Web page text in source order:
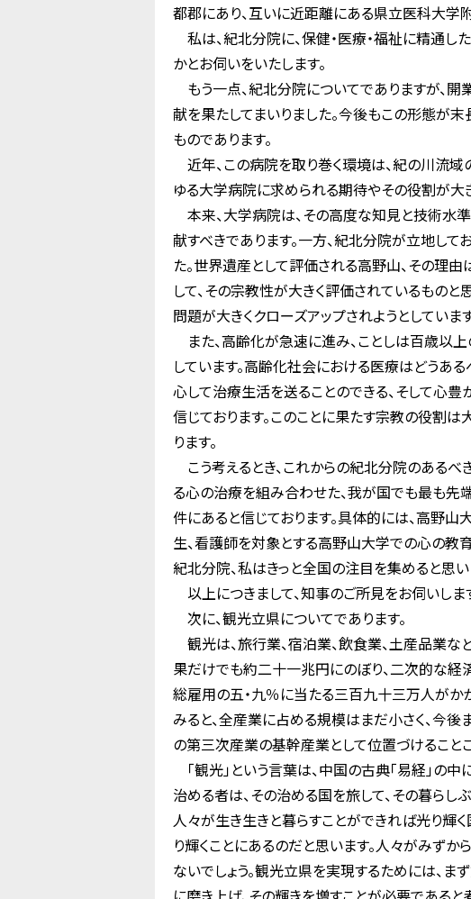
都郡にあり、互いに近距離にある県立医科大学
私は、紀北分院に、保健・医療・福祉に精通
かとお伺いをいたします。
もう一点、紀北分院についてでありますが、
献を果たしてまいりました。今後もこの形態が
ものであります。
近年、この病院を取り巻く環境は、紀の川流
ゆる大学病院に求められる期待やその役割が大
本来、大学病院は、その高度な知見と技術水
献すべきであります。一方、紀北分院が立地し
た。世界遺産として評価される高野山、その理
して、その宗教性が大きく評価されているもの
問題が大きくクローズアップされようとしていま
また、高齢化が急速に進み、ことしは百歳以
しています。高齢化社会における医療はどうあ
心して治療生活を送ることのできる、そして心
信じております。このことに果たす宗教の役割は
ります。
こう考えるとき、これからの紀北分院のある
る心の治療を組み合わせた、我が国でも最も先
件にあると信じております。具体的には、高野
生、看護師を対象とする高野山大学での心の
紀北分院、私はきっと全国の注目を集めると思
以上につきまして、知事のご所見をお伺いしま
次に、観光立県についてであります。
観光は、旅行業、宿泊業、飲食業、土産品業な
果だけでも約二十一兆円にのぼり、二次的な経
総雇用の五・九％に当たる三百九十三万人がか
みると、全産業に占める規模はまだ小さく、今
の第三次産業の基幹産業として位置づけること
「観光」という言葉は、中国の古典「易経」の
治める者は、その治める国を旅して、その暮ら
人々が生き生きと暮らすことができれば光り輝
り輝くことにあるのだと思います。人々がみず
ないでしょう。観光立県を実現するためには、